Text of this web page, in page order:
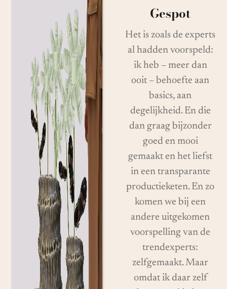
Gespot
Het is zoals de experts
al hadden voorspeld:
ik heb – meer dan
ooit – behoefte aan
basics, aan
degelijkheid. En die
dan graag bijzonder
goed en mooi
gemaakt en het liefst
in een transparante
productieketen. En zo
komen we bij een
andere uitgekomen
voorspelling van de
trendexperts:
zelfgemaakt. Maar
omdat ik daar zelf